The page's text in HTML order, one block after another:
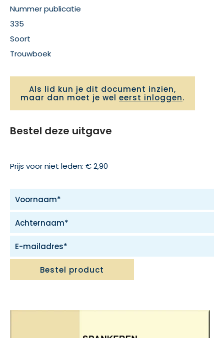
Nummer publicatie
335
Soort
Trouwboek
Als lid kun je dit document inzien,
maar dan moet je wel eerst inloggen.
Bestel deze uitgave
Prijs voor niet leden: € 2,90
Bestel product